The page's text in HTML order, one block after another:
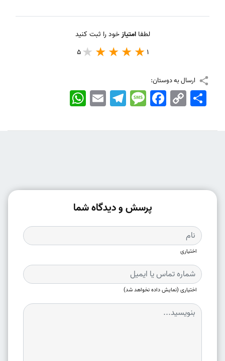
لطفاامتیازخود را ثبت کنید
1
5
ارسال به دوستان:
WhatsApp EmailTelegramMessageFacebook Copy
Link
اشتراک
پرسش و دیدگاه شما
اختیاری
اختیاری (نمایش داده نخواهد شد)